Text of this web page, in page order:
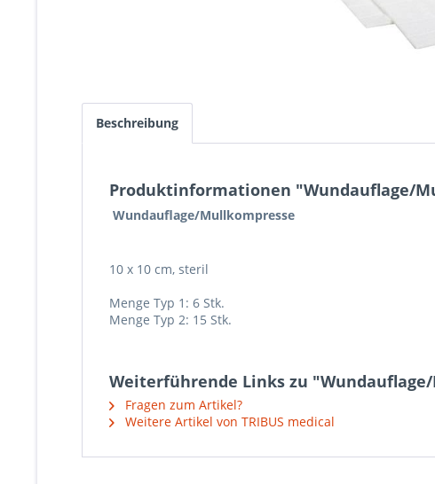
Beschreibung
Produktinformationen "Wundauflage/
Wundauflage/Mullkompresse
10 x 10 cm, steril
Menge Typ 1: 6 Stk.
Menge Typ 2: 15 Stk.
Weiterführende Links zu
Fragen zum Artikel?
Weitere Artikel von TRIBUS medical